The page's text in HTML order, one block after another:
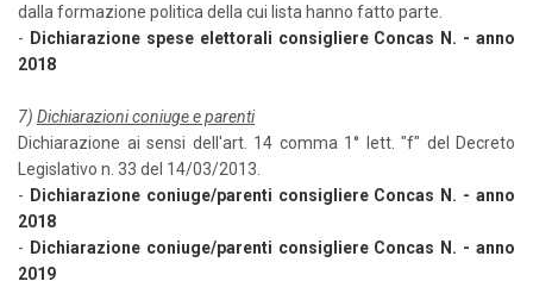
dalla formazione politica della cui lista hanno fatto parte.
- Dichiarazione spese elettorali consigliere Concas N. - anno
2018
7) Dichiarazioni coniuge e parenti
Dichiarazione ai sensi dell'art. 14 comma 1° lett. "f" del Decreto
Legislativo n. 33 del 14/03/2013.
- Dichiarazione coniuge/parenti consigliere Concas N. - anno
2018
- Dichiarazione coniuge/parenti consigliere Concas N. - anno
2019